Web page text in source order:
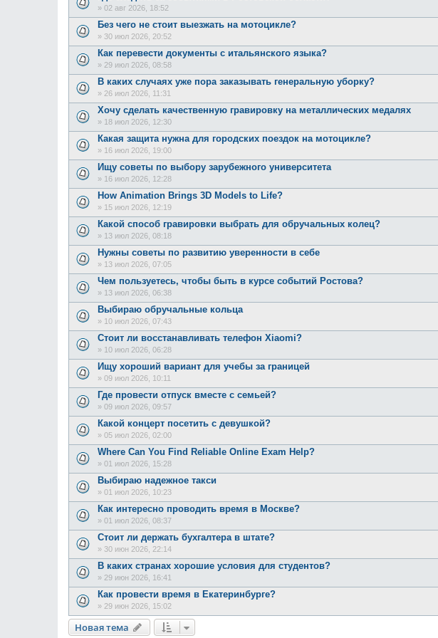
» 02 авг 2026, 18:52
Без чего не стоит выезжать на мотоцикле?
» 30 июл 2026, 20:52
Как перевести документы с итальянского языка?
» 29 июл 2026, 08:58
В каких случаях уже пора заказывать генеральную уборку?
» 26 июл 2026, 11:31
Хочу сделать качественную гравировку на металлических медалях
» 18 июл 2026, 12:30
Какая защита нужна для городских поездок на мотоцикле?
» 16 июл 2026, 19:00
Ищу советы по выбору зарубежного университета
» 16 июл 2026, 12:28
How Animation Brings 3D Models to Life?
» 15 июл 2026, 12:19
Какой способ гравировки выбрать для обручальных колец?
» 13 июл 2026, 08:18
Нужны советы по развитию уверенности в себе
» 13 июл 2026, 07:05
Чем пользуетесь, чтобы быть в курсе событий Ростова?
» 13 июл 2026, 06:38
Выбираю обручальные кольца
» 10 июл 2026, 07:43
Стоит ли восстанавливать телефон Xiaomi?
» 10 июл 2026, 06:28
Ищу хороший вариант для учебы за границей
» 09 июл 2026, 10:11
Где провести отпуск вместе с семьей?
» 09 июл 2026, 09:57
Какой концерт посетить с девушкой?
» 05 июл 2026, 02:00
Where Can You Find Reliable Online Exam Help?
» 01 июл 2026, 15:28
Выбираю надежное такси
» 01 июл 2026, 10:23
Как интересно проводить время в Москве?
» 01 июл 2026, 08:37
Стоит ли держать бухгалтера в штате?
» 30 июн 2026, 22:14
В каких странах хорошие условия для студентов?
» 29 июн 2026, 16:41
Как провести время в Екатеринбурге?
» 29 июн 2026, 15:02
Новая тема